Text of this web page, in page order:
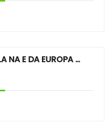
NA E DA EUROPA …